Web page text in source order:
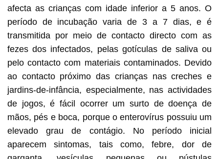
afecta as crianças com idade inferior a 5 anos. O
período de incubação varia de 3 a 7 dias, e é
transmitida por meio de contacto directo com as
fezes dos infectados, pelas gotículas de saliva ou
pelo contacto com materiais contaminados. Devido
ao contacto próximo das crianças nas creches e
jardins-de-infância, especialmente, nas actividades
de jogos, é fácil ocorrer um surto de doença de
mãos, pés e boca, porque o enterovírus possuiu um
elevado grau de contágio. No período inicial
aparecem sintomas, tais como, febre, dor de